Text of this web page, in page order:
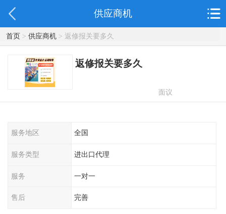
供应商机
首页> 供应商机> 返修报关要多久
返修报关要多久
面议
服务地区 全国
服务类型 进出口代理
服务 一对一
售后 完善